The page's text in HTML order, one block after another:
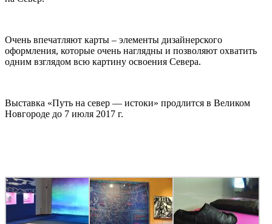
Очень впечатляют карты – элементы дизайнерского
оформления, которые очень наглядны и позволяют охватить
одним взглядом всю картину освоения Севера.
Выставка «Путь на север — истоки» продлится в Великом
Новгороде до 7 июля 2017 г.